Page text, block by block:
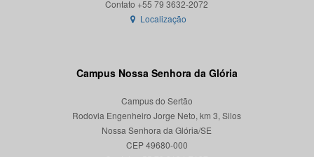
Localização
Campus Nossa Senhora da Glória
Campus do Sertão
Rodovia Engenheiro Jorge Neto, km 3, Silos
Nossa Senhora da Glória/SE
CEP 49680-000